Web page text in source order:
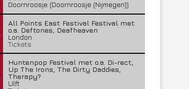
Doornroosje (Doornroosje (Nijmegen))
All Points East Festival Festival met
o.a. Deftones, Deafheaven
London
Tickets
Huntenpop Festival met o.a. Di-rect,
Up The Irons, The Dirty Daddies,
Therapy?
Ulft